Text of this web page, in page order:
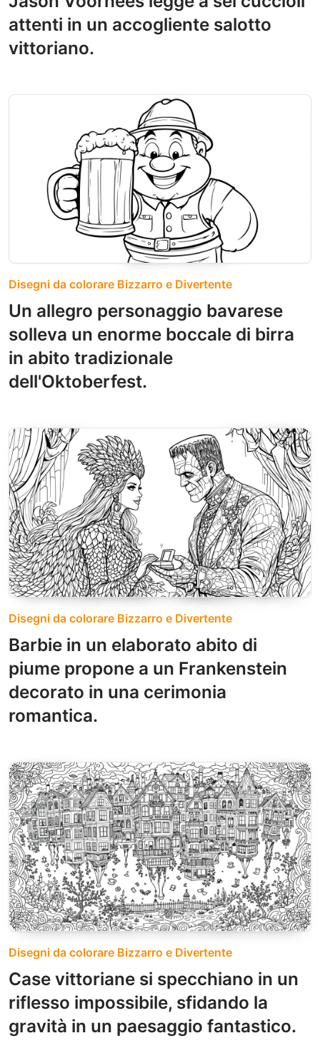
attenti in un accogliente salotto
vittoriano.
Disegni da colorare Bizzarro e Divertente
Un allegro personaggio bavarese
solleva un enorme boccale di birra
in abito tradizionale
dell'Oktoberfest.
Disegni da colorare Bizzarro e Divertente
Barbie in un elaborato abito di
piume propone a un Frankenstein
decorato in una cerimonia
romantica.
Disegni da colorare Bizzarro e Divertente
Case vittoriane si specchiano in un
riflesso impossibile, sfidando la
gravità in un paesaggio fantastico.